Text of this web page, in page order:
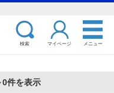
検索 マイページ メニュー
件を表示